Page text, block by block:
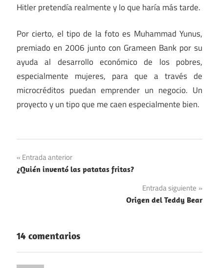
Hitler pretendía realmente y lo que haría más tarde.
Por cierto, el tipo de la foto es Muhammad Yunus,
premiado en 2006 junto con Grameen Bank por su
ayuda al desarrollo económico de los pobres,
especialmente mujeres, para que a través de
microcréditos puedan emprender un negocio. Un
proyecto y un tipo que me caen especialmente bien.
Navegación
de
Entrada anterior
¿Quién inventó las patatas fritas?
Entrada siguiente
Origen del Teddy Bear
14 comentarios